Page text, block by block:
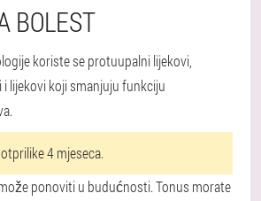
BOLEST
koriste se protuupalni lijekovi,
lijekovi koji smanjuju funkciju
4 mjeseca.
ponoviti u budućnosti. Tonus morate